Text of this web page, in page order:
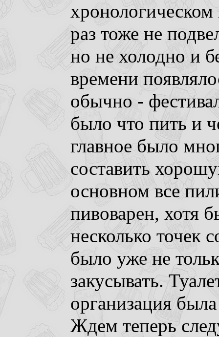
раз тоже не
но не холодно и
времени
обычно -
было что пить и
главное было
составить
основном все
пивоварен, хотя
несколько точек
было уже не
закусывать.
организация
Ждем теперь